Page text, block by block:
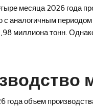
месяца 2026 года
с аналогичным
миллиона тонн.
года объем